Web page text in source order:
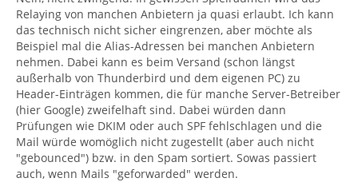
Relaying von manchen Anbietern ja quasi erlaubt. Ich kann
das technisch nicht sicher eingrenzen, aber möchte als
Beispiel mal die Alias-Adressen bei manchen Anbietern
nehmen. Dabei kann es beim Versand (schon längst
außerhalb von Thunderbird und dem eigenen PC) zu
Header-Einträgen kommen, die für manche Server-Betreiber
(hier Google) zweifelhaft sind. Dabei würden dann
Prüfungen wie DKIM oder auch SPF fehlschlagen und die
Mail würde womöglich nicht zugestellt (aber auch nicht
"gebounced") bzw. in den Spam sortiert. Sowas passiert
auch, wenn Mails "geforwarded" werden.